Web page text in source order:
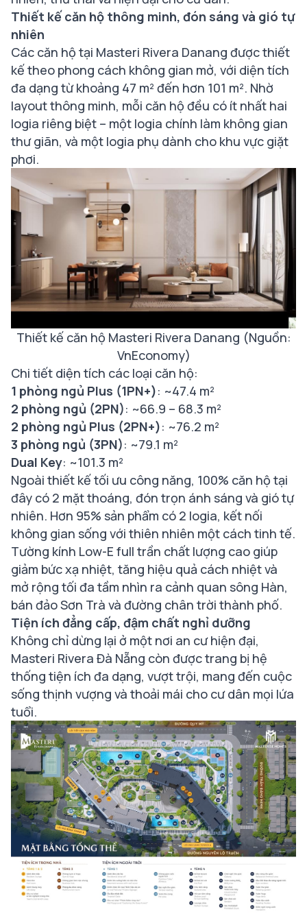
Thiết kế căn hộ thông minh, đón sáng và gió tự
nhiên
Các căn hộ tại Masteri Rivera Danang được thiết
kế theo phong cách không gian mở, với diện tích
đa dạng từ khoảng 47 m² đến hơn 101 m². Nhờ
layout thông minh, mỗi căn hộ đều có ít nhất hai
logia riêng biệt – một logia chính làm không gian
thư giãn, và một logia phụ dành cho khu vực giặt
phơi.
Thiết kế căn hộ Masteri Rivera Danang (Nguồn:
VnEconomy)
Chi tiết diện tích các loại căn hộ:
1 phòng ngủ Plus (1PN+): ~47.4 m²
2 phòng ngủ (2PN): ~66.9 – 68.3 m²
2 phòng ngủ Plus (2PN+): ~76.2 m²
3 phòng ngủ (3PN): ~79.1 m²
Dual Key: ~101.3 m²
Ngoài thiết kế tối ưu công năng, 100% căn hộ tại
đây có 2 mặt thoáng, đón trọn ánh sáng và gió tự
nhiên. Hơn 95% sản phẩm có 2 logia, kết nối
không gian sống với thiên nhiên một cách tinh tế.
Tường kính Low-E full trần chất lượng cao giúp
giảm bức xạ nhiệt, tăng hiệu quả cách nhiệt và
mở rộng tối đa tầm nhìn ra cảnh quan sông Hàn,
bán đảo Sơn Trà và đường chân trời thành phố.
Tiện ích đẳng cấp, đậm chất nghỉ dưỡng
Không chỉ dừng lại ở một nơi an cư hiện đại,
Masteri Rivera Đà Nẵng còn được trang bị hệ
thống tiện ích đa dạng, vượt trội, mang đến cuộc
sống thịnh vượng và thoải mái cho cư dân mọi lứa
tuổi.